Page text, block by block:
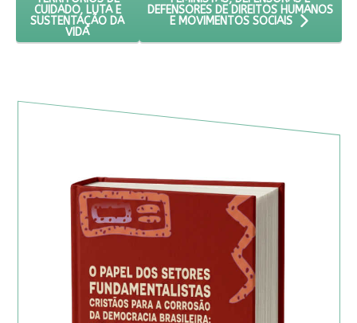
CUIDADO, LUTA E
SUSTENTAÇÃO DA
VIDA
DEFENSORES DE DIREITOS HUMANOS
E MOVIMENTOS SOCIAIS